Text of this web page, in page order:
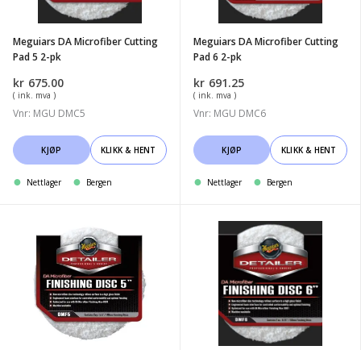
pk
Meguiars DA Microfiber Cutting
Pad 5 2-pk
kr 675.00
( ink. mva )
Vnr: MGU DMC5
KJØP KLIKK & HENT
Nettlager Bergen
pk
Meguiars DA Microfiber Cutting
Pad 6 2-pk
kr 691.25
( ink. mva )
Vnr: MGU DMC6
KJØP KLIKK & HENT
Nettlager Bergen
Microfiber
Finishing
Pad
Meguiars
Microfiber
Finishing